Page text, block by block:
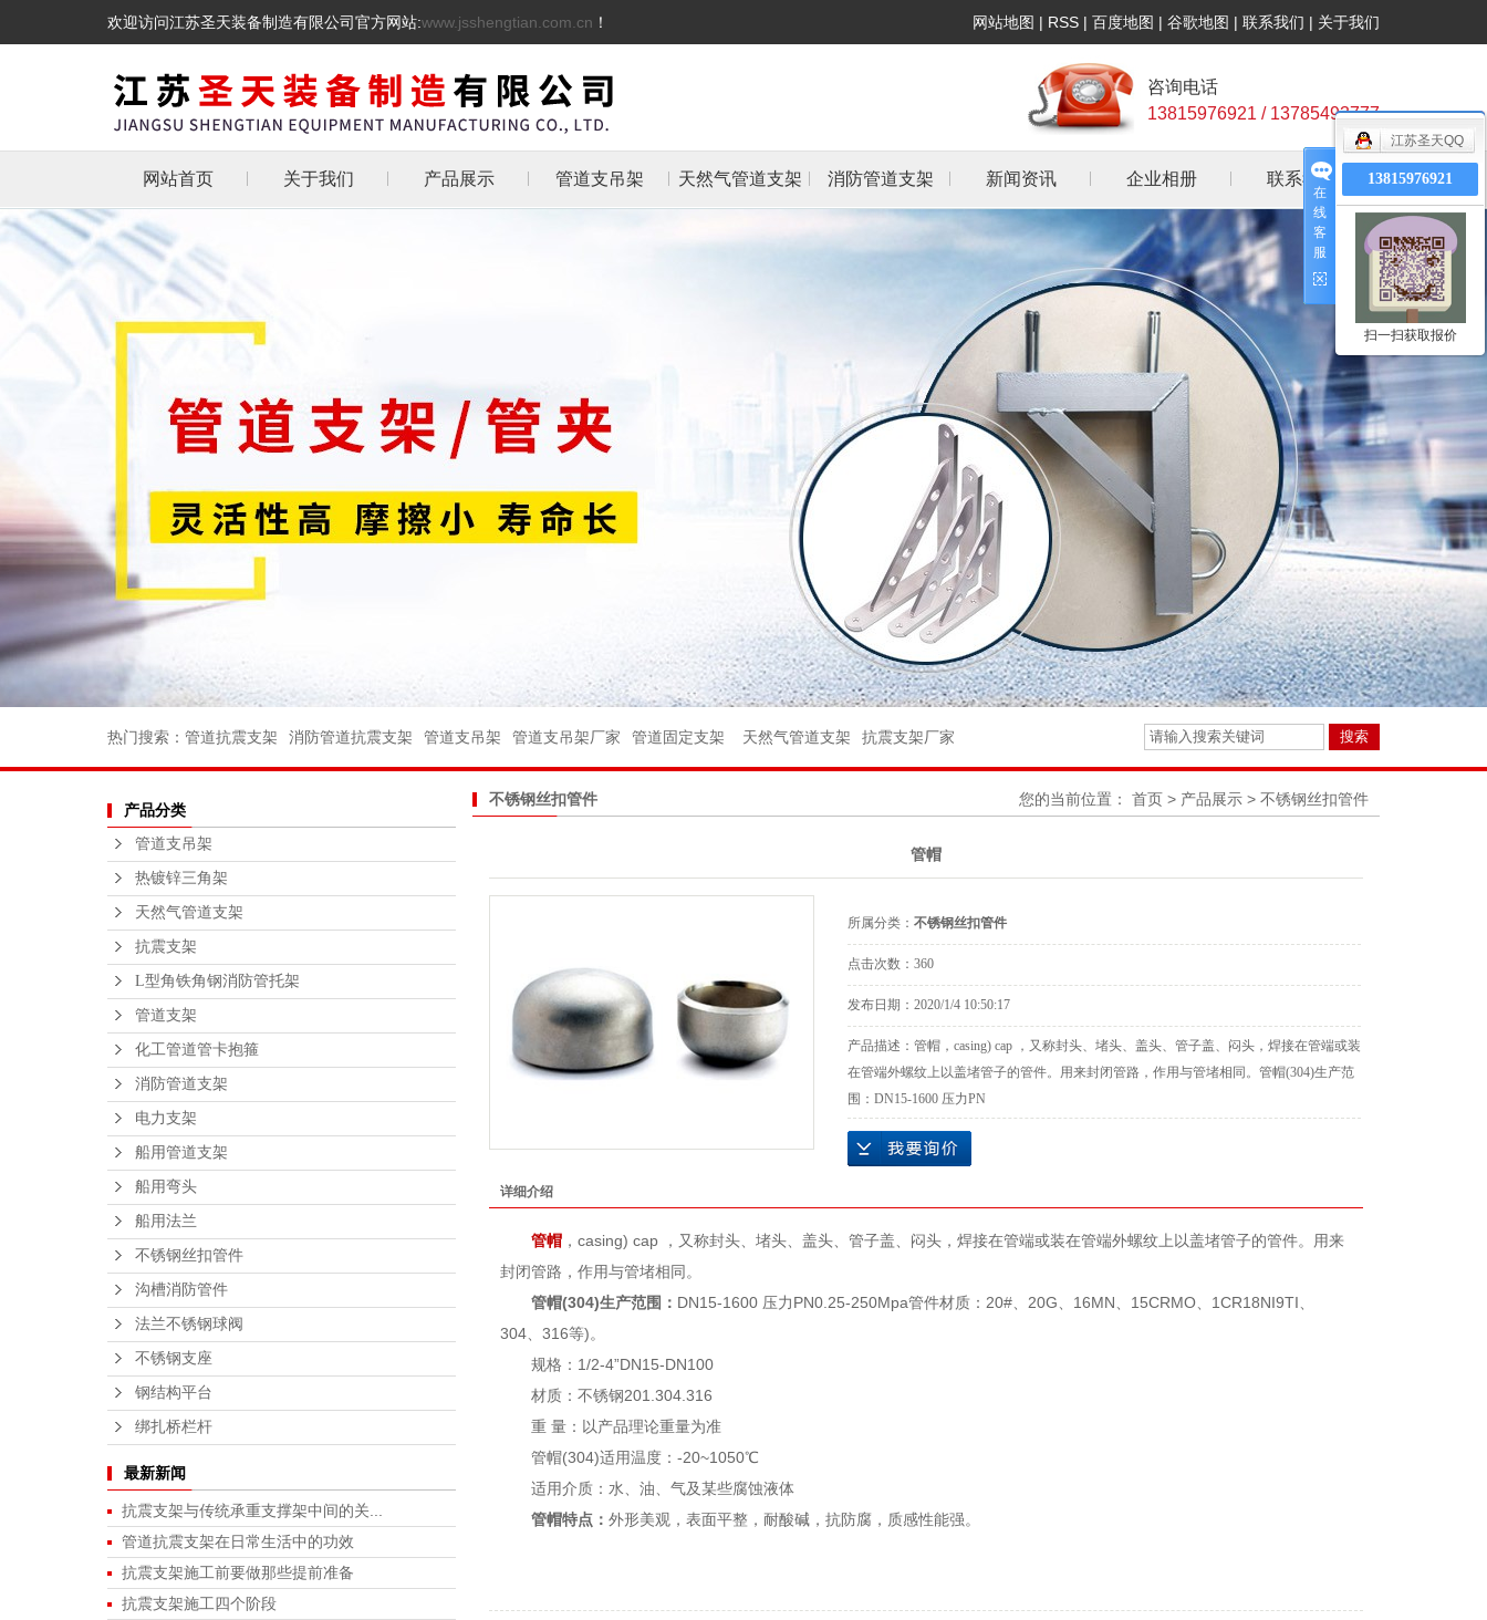
欢迎访问江苏圣天装备制造有限公司官方网站:www.jsshengtian.com.cn ！ 网站地图 | RSS | 百度地图 | 谷歌地图 | 联系我们 | 关于我们
咨询电话
13815976921 / 13785493777
网站首页 关于我们 产品展示
L型角铁角钢消防管
托架
管道支架
消防管道支架
不锈钢丝扣管件
沟槽消防管件
法兰不锈钢球阀
不锈钢支座
钢结构平台
管道支吊架 天然气管道支架 消防管道支架 新闻资讯
公司新闻
行业资讯
常见问答
企业相册 联系我们
热门搜索： 管道抗震支架 消防管道抗震支架 管道支吊架 管道支吊架厂家 管道固定支架 天然气管道支架 抗震支架厂家
产品分类
管道支吊架
热镀锌三角架
天然气管道支架
抗震支架
L型角铁角钢消防管托架
管道支架
化工管道管卡抱箍
消防管道支架
电力支架
船用管道支架
船用弯头
船用法兰
不锈钢丝扣管件
沟槽消防管件
法兰不锈钢球阀
不锈钢支座
钢结构平台
绑扎桥栏杆
最新新闻
抗震支架与传统承重支撑架中间的关...
管道抗震支架在日常生活中的功效
抗震支架施工前要做那些提前准备
抗震支架施工四个阶段
不锈钢丝扣管件 您的当前位置： 首页 > 产品展示 > 不锈钢丝扣管件
管帽
所属分类： 不锈钢丝扣管件
点击次数： 360
发布日期： 2020/1/4 10:50:17
产品描述： 管帽，casing) cap ，又称封头、堵头、盖头、管子盖、闷头，焊接在管端或装
在管端外螺纹上以盖堵管子的管件。用来封闭管路，作用与管堵相同。管帽(304)生产范
围：DN15-1600 压力PN
详细介绍
管帽 ，casing) cap ，又称封头、堵头、盖头、管子盖、闷头，焊接在管端或装在管端外螺纹上以盖堵管子的管件。用来
封闭管路，作用与管堵相同。
管帽(304)生产范围： DN15-1600 压力PN0.25-250Mpa管件材质：20#、20G、16MN、15CRMO、1CR18NI9TI、
304、316等)。
规格：1/2-4”DN15-DN100
材质：不锈钢201.304.316
重 量：以产品理论重量为准
管帽(304)适用温度：-20~1050℃
适用介质：水、油、气及某些腐蚀液体
管帽特点： 外形美观，表面平整，耐酸碱，抗防腐，质感性能强。
在
线
客
服
江苏圣天QQ
13815976921
扫一扫获取报价